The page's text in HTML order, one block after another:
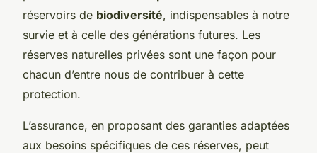
réservoirs de biodiversité, indispensables à notre
survie et à celle des générations futures. Les
réserves naturelles privées sont une façon pour
chacun d’entre nous de contribuer à cette
protection.
L’assurance, en proposant des garanties adaptées
aux besoins spécifiques de ces réserves, peut